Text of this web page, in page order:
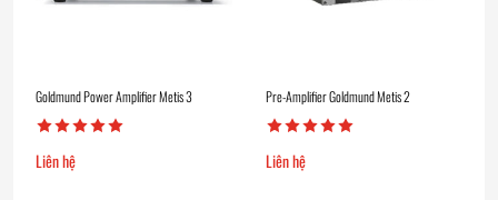
Goldmund Power Amplifier Metis 3
Liên hệ
Pre-Amplifier Goldmund Metis 2
Liên hệ